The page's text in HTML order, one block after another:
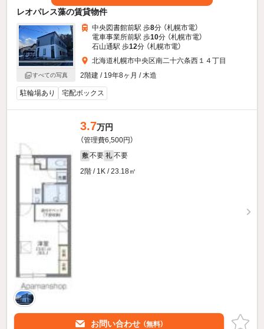
レオパレス藻の賃貸物件
すべての写真
中央図書館前駅 歩8分 （札幌市電）
電車事業所前駅 歩10分 （札幌市電）
石山通駅 歩12分 （札幌市電）
北海道札幌市中央区南二十六条西１４丁目
2階建 / 19年8ヶ月 / 木造
駐輪場あり 宅配ボックス
3.7万円
（管理費6,500円）
敷 不要 礼 不要
2階 / 1K / 23.18㎡
お問い合わせ （無料）